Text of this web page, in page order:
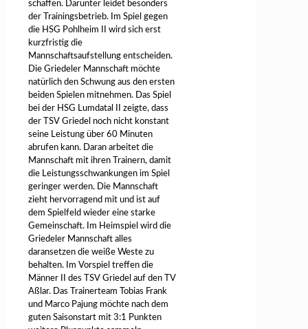
schaffen. Darunter leidet besonders
der Trainingsbetrieb. Im Spiel gegen
die HSG Pohlheim II wird sich erst
kurzfristig die
Mannschaftsaufstellung entscheiden.
Die Griedeler Mannschaft möchte
natürlich den Schwung aus den ersten
beiden Spielen mitnehmen. Das Spiel
bei der HSG Lumdatal II zeigte, dass
der TSV Griedel noch nicht konstant
seine Leistung über 60 Minuten
abrufen kann. Daran arbeitet die
Mannschaft mit ihren Trainern, damit
die Leistungsschwankungen im Spiel
geringer werden. Die Mannschaft
zieht hervorragend mit und ist auf
dem Spielfeld wieder eine starke
Gemeinschaft. Im Heimspiel wird die
Griedeler Mannschaft alles
daransetzen die weiße Weste zu
behalten. Im Vorspiel treffen die
Männer II des TSV Griedel auf den TV
Aßlar. Das Trainerteam Tobias Frank
und Marco Pajung möchte nach dem
guten Saisonstart mit 3:1 Punkten